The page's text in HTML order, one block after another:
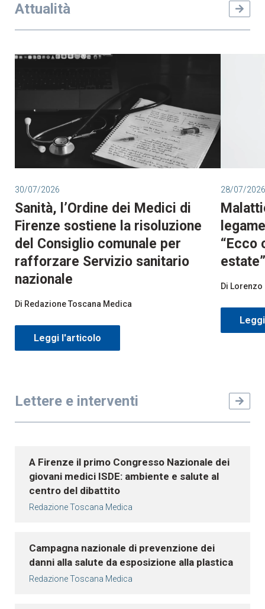
Attualità
30/07/2026
Sanità, l’Ordine dei Medici di
Firenze sostiene la risoluzione
del Consiglio comunale per
rafforzare Servizio sanitario
nazionale
Di Redazione Toscana Medica
Leggi l'articolo
28/07/2026
“Ecco
estate”
Di
Lettere e interventi
A Firenze il primo Congresso Nazionale dei
giovani medici ISDE: ambiente e salute al
centro del dibattito
Redazione Toscana Medica
Campagna nazionale di prevenzione dei
danni alla salute da esposizione alla plastica
Redazione Toscana Medica